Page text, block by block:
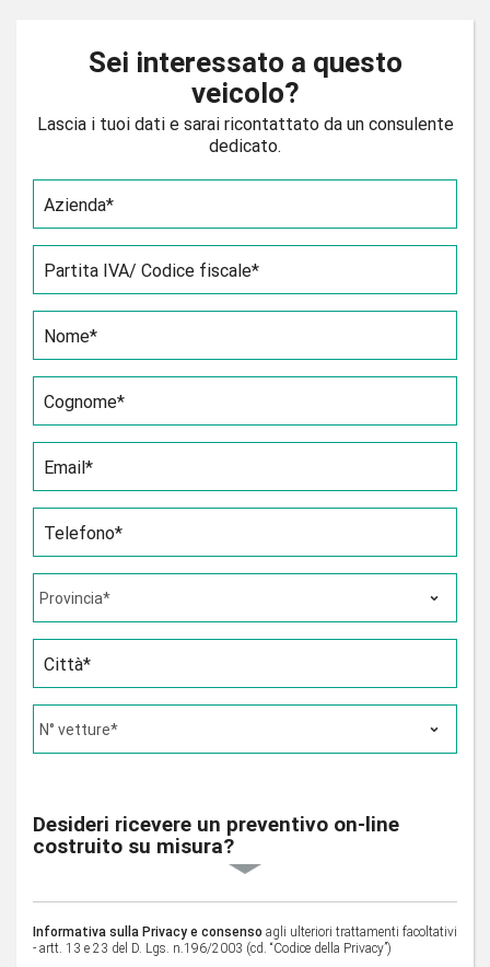
Sei interessato a questo
veicolo?
Lascia i tuoi dati e sarai ricontattato da un consulente
dedicato.
Azienda*
Partita IVA/ Codice fiscale*
Nome*
Cognome*
Email*
Telefono*
Città*
Desideri ricevere un preventivo on-line
costruito su misura?
Informativa sulla Privacy e consenso agli ulteriori trattamenti facoltativi
- artt. 13 e 23 del D. Lgs. n.196/2003 (cd. “Codice della Privacy”)